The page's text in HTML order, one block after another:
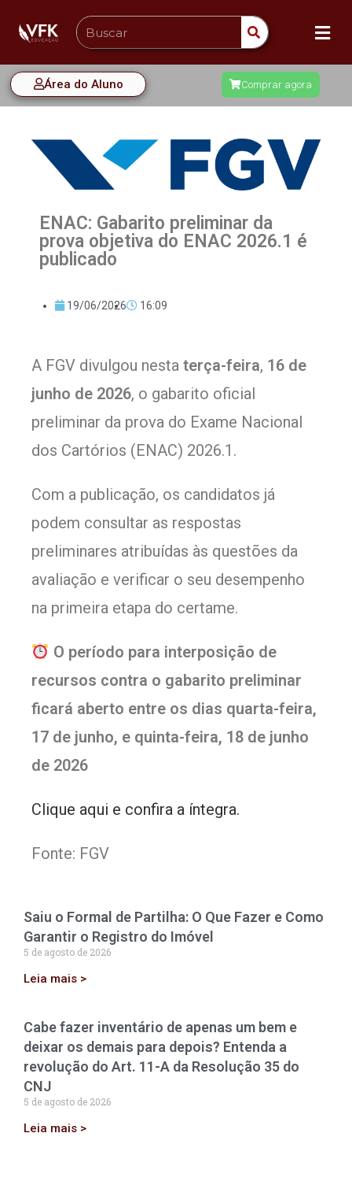
Área do Aluno Comprar agora
ENAC: Gabarito preliminar da
prova objetiva do ENAC 2026.1 é
publicado
19/06/2026 16:09
A FGV divulgou nesta terça-feira, 16 de
junho de 2026, o gabarito oficial
preliminar da prova do Exame Nacional
dos Cartórios (ENAC) 2026.1.
Com a publicação, os candidatos já
podem consultar as respostas
preliminares atribuídas às questões da
avaliação e verificar o seu desempenho
na primeira etapa do certame.
O período para interposição de
recursos contra o gabarito preliminar
ficará aberto entre os dias quarta-feira,
17 de junho, e quinta-feira, 18 de junho
de 2026
Clique aqui e confira a íntegra.
Fonte: FGV
Saiu o Formal de Partilha: O Que Fazer e Como
Garantir o Registro do Imóvel
5 de agosto de 2026
Leia mais >
Cabe fazer inventário de apenas um bem e
deixar os demais para depois? Entenda a
revolução do Art. 11-A da Resolução 35 do
CNJ
5 de agosto de 2026
Leia mais >